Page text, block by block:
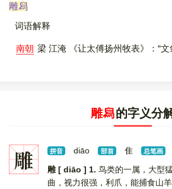
雕舄
词语解释
南朝 梁 江淹 《让太傅扬州牧表》：“文
雕舄的字义分
雕 拼音 diāo 部首 隹 总笔画
雕 [ diāo ] 1. 鸟类的一属，大型
曲，视力很强，利爪，能捕食山